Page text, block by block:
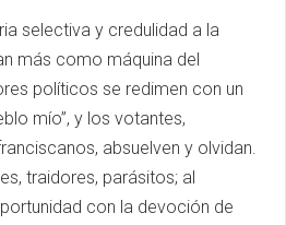
selectiva y credulidad a la
más como máquina del
políticos se redimen con un
mío”, y los votantes,
absuelven y olvidan.
traidores, parásitos; al
con la devoción de